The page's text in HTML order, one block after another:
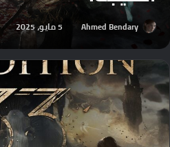
Ahmed Bendary 5 مايو، 2025